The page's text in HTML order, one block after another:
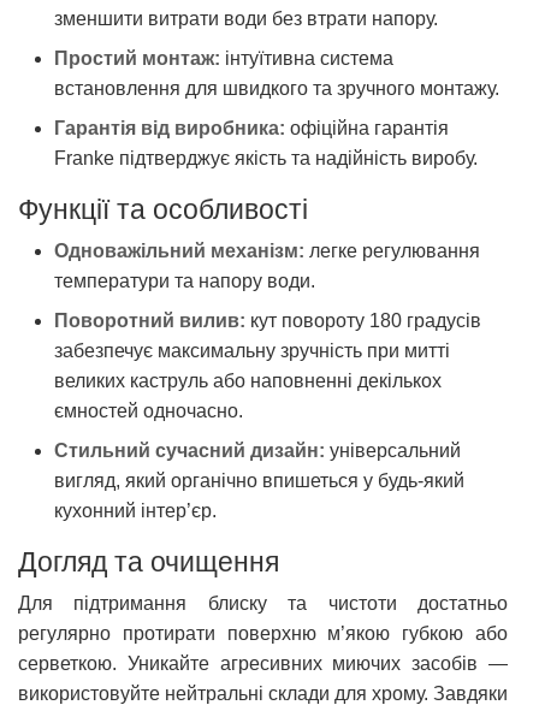
зменшити витрати води без втрати напору.
Простий монтаж: інтуїтивна система
встановлення для швидкого та зручного монтажу.
Гарантія від виробника: офіційна гарантія
Franke підтверджує якість та надійність виробу.
Функції та особливості
Одноважільний механізм: легке регулювання
температури та напору води.
Поворотний вилив: кут повороту 180 градусів
забезпечує максимальну зручність при митті
великих каструль або наповненні декількох
ємностей одночасно.
Стильний сучасний дизайн: універсальний
вигляд, який органічно впишеться у будь-який
кухонний інтер’єр.
Догляд та очищення
Для підтримання блиску та чистоти достатньо
регулярно протирати поверхню м’якою губкою або
серветкою. Уникайте агресивних миючих засобів —
використовуйте нейтральні склади для хрому. Завдяки